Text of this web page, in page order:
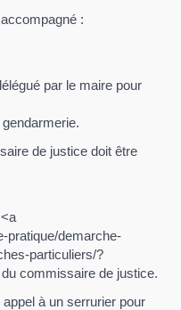
:
par le maire pour
de justice doit être
pratique/demarche-
particuliers/?
commissaire de justice.
à un serrurier pour